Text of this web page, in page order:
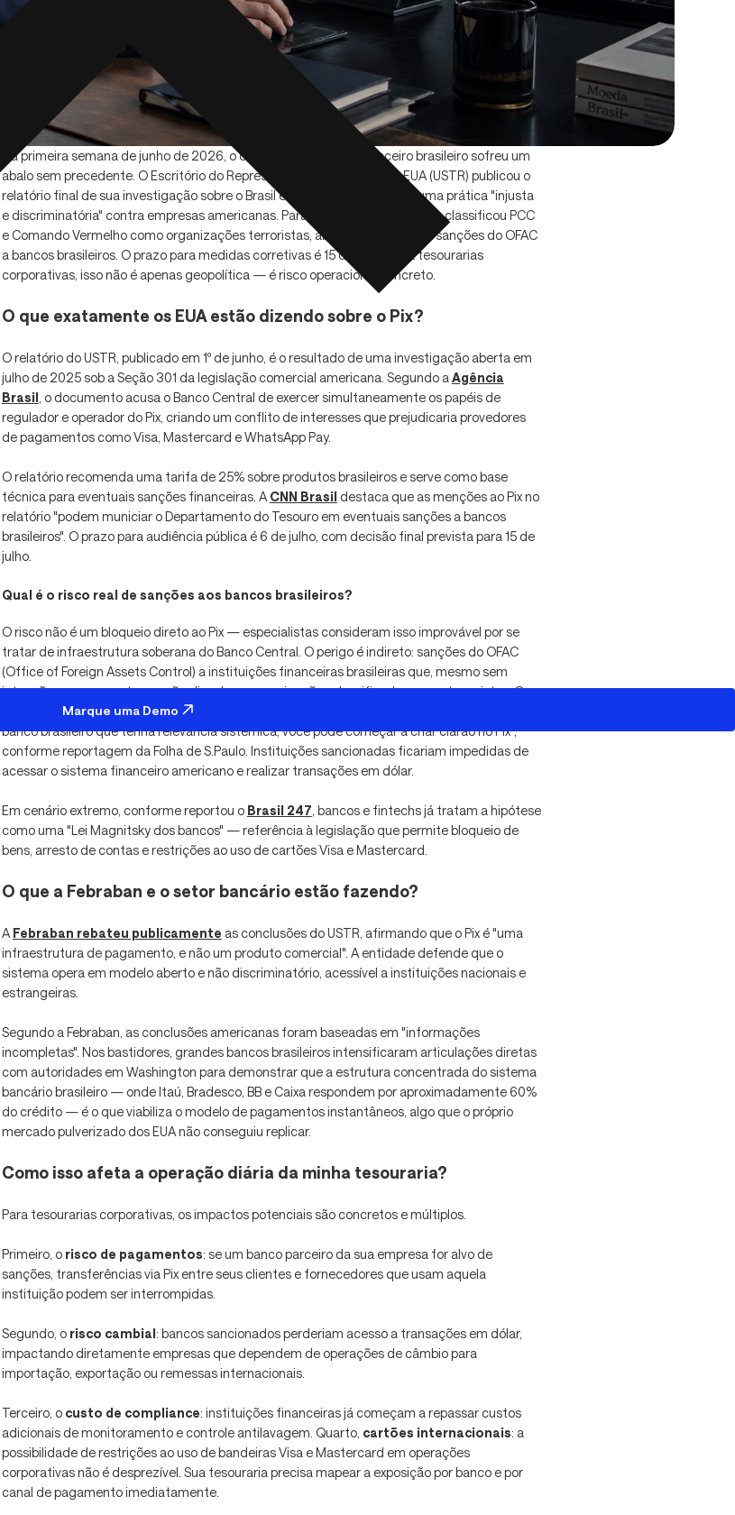
Marque uma Demo
Na primeira semana de junho de 2026, o cenário regulatório-financeiro brasileiro sofreu um
abalo sem precedente. O Escritório do Representante Comercial dos EUA (USTR) publicou o
relatório final de sua investigação sobre o Brasil e classificou o Pix como uma prática "injusta
e discriminatória" contra empresas americanas. Paralelamente, Washington classificou PCC
e Comando Vermelho como organizações terroristas, abrindo espaço para sanções do OFAC
a bancos brasileiros. O prazo para medidas corretivas é 15 de julho. Para tesourarias
corporativas, isso não é apenas geopolítica — é risco operacional concreto.
O que exatamente os EUA estão dizendo sobre o Pix?
O relatório do USTR, publicado em 1º de junho, é o resultado de uma investigação aberta em
julho de 2025 sob a Seção 301 da legislação comercial americana. Segundo aAgência
Brasil, o documento acusa o Banco Central de exercer simultaneamente os papéis de
regulador e operador do Pix, criando um conflito de interesses que prejudicaria provedores
de pagamentos como Visa, Mastercard e WhatsApp Pay.
O relatório recomenda uma tarifa de 25% sobre produtos brasileiros e serve como base
técnica para eventuais sanções financeiras. ACNN Brasil destaca que as menções ao Pix no
relatório "podem municiar o Departamento do Tesouro em eventuais sanções a bancos
brasileiros". O prazo para audiência pública é 6 de julho, com decisão final prevista para 15 de
julho.
Qual é o risco real de sanções aos bancos brasileiros?
O risco não é um bloqueio direto ao Pix — especialistas consideram isso improvável por se
tratar de infraestrutura soberana do Banco Central. O perigo é indireto: sanções do OFAC
(Office of Foreign Assets Control) a instituições financeiras brasileiras que, mesmo sem
intenção, processem transações ligadas a organizações classificadas como terroristas. O
ministro da Fazenda, Dario Durigan, alertou que se "houver uma sanção a um determinado
banco brasileiro que tenha relevância sistêmica, você pode começar a criar clarão no Pix",
conforme reportagem da Folha de S.Paulo. Instituições sancionadas ficariam impedidas de
acessar o sistema financeiro americano e realizar transações em dólar.
Em cenário extremo, conforme reportou o Brasil 247, bancos e fintechs já tratam a hipótese
como uma "Lei Magnitsky dos bancos" — referência à legislação que permite bloqueio de
bens, arresto de contas e restrições ao uso de cartões Visa e Mastercard.
O que a Febraban e o setor bancário estão fazendo?
AFebraban rebateu publicamente as conclusões do USTR, afirmando que o Pix é "uma
infraestrutura de pagamento, e não um produto comercial". A entidade defende que o
sistema opera em modelo aberto e não discriminatório, acessível a instituições nacionais e
estrangeiras.
Segundo a Febraban, as conclusões americanas foram baseadas em "informações
incompletas". Nos bastidores, grandes bancos brasileiros intensificaram articulações diretas
com autoridades em Washington para demonstrar que a estrutura concentrada do sistema
bancário brasileiro — onde Itaú, Bradesco, BB e Caixa respondem por aproximadamente 60%
do crédito — é o que viabiliza o modelo de pagamentos instantâneos, algo que o próprio
mercado pulverizado dos EUA não conseguiu replicar.
Como isso afeta a operação diária da minha tesouraria?
Para tesourarias corporativas, os impactos potenciais são concretos e múltiplos.
Primeiro, o risco de pagamentos: se um banco parceiro da sua empresa for alvo de
sanções, transferências via Pix entre seus clientes e fornecedores que usam aquela
instituição podem ser interrompidas.
Segundo, o risco cambial: bancos sancionados perderiam acesso a transações em dólar,
impactando diretamente empresas que dependem de operações de câmbio para
importação, exportação ou remessas internacionais.
Terceiro, o custo de compliance: instituições financeiras já começam a repassar custos
adicionais de monitoramento e controle antilavagem. Quarto, cartões internacionais: a
possibilidade de restrições ao uso de bandeiras Visa e Mastercard em operações
corporativas não é desprezível. Sua tesouraria precisa mapear a exposição por banco e por
canal de pagamento imediatamente.